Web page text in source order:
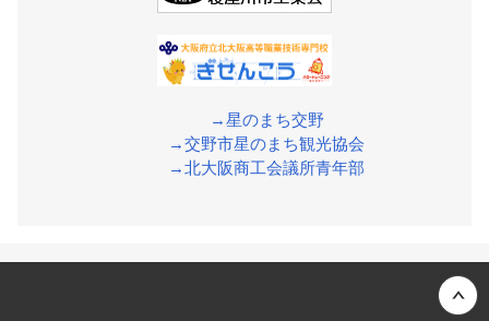
→星のまち交野
→交野市星のまち観光協会
→北大阪商工会議所青年部